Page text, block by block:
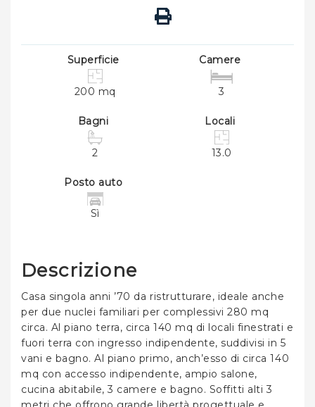
Superficie
200 mq
Camere
3
Bagni
2
Locali
13.0
Posto auto
Sì
Descrizione
Casa singola anni ’70 da ristrutturare, ideale anche
per due nuclei familiari per complessivi 280 mq
circa. Al piano terra, circa 140 mq di locali finestrati e
fuori terra con ingresso indipendente, suddivisi in 5
vani e bagno. Al piano primo, anch’esso di circa 140
mq con accesso indipendente, ampio salone,
cucina abitabile, 3 camere e bagno. Soffitti alti 3